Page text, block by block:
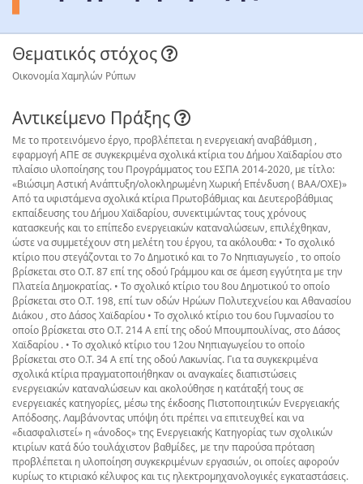
Θεματικός στόχος
Οικονομία Χαμηλών Ρύπων
Αντικείμενο Πράξης
Με το προτεινόμενο έργο, προβλέπεται η ενεργειακή αναβάθμιση ,
εφαρμογή ΑΠΕ σε συγκεκριμένα σχολικά κτίρια του Δήμου Χαϊδαρίου στο
πλαίσιο υλοποίησης του Προγράμματος του ΕΣΠΑ 2014-2020, με τίτλο:
«Βιώσιμη Αστική Ανάπτυξη/ολοκληρωμένη Χωρική Επένδυση ( ΒΑΑ/ΟΧΕ)»
Από τα υφιστάμενα σχολικά κτίρια Πρωτοβάθμιας και Δευτεροβάθμιας
εκπαίδευσης του Δήμου Χαϊδαρίου, συνεκτιμώντας τους χρόνους
κατασκευής και το επίπεδο ενεργειακών καταναλώσεων, επιλέχθηκαν,
ώστε να συμμετέχουν στη μελέτη του έργου, τα ακόλουθα: • Το σχολικό
κτίριο που στεγάζονται το 7ο Δημοτικό και το 7ο Νηπιαγωγείο , το οποίο
βρίσκεται στο Ο.Τ. 87 επί της οδού Γράμμου και σε άμεση εγγύτητα με την
Πλατεία Δημοκρατίας. • Το σχολικό κτίριο του 8ου Δημοτικού το οποίο
βρίσκεται στο Ο.Τ. 198, επί των οδών Ηρώων Πολυτεχνείου και Αθανασίου
Διάκου , στο Δάσος Χαϊδαρίου • Το σχολικό κτίριο του 6ου Γυμνασίου το
οποίο βρίσκεται στο Ο.Τ. 214 Α επί της οδού Μπουμπουλίνας, στο Δάσος
Χαϊδαρίου . • Το σχολικό κτίριο του 12ου Νηπιαγωγείου το οποίο
βρίσκεται στο Ο.Τ. 34 Α επί της οδού Λακωνίας. Για τα συγκεκριμένα
σχολικά κτίρια πραγματοποιήθηκαν οι αναγκαίες διαπιστώσεις
ενεργειακών καταναλώσεων και ακολούθησε η κατάταξή τους σε
ενεργειακές κατηγορίες, μέσω της έκδοσης Πιστοποιητικών Ενεργειακής
Απόδοσης. Λαμβάνοντας υπόψη ότι πρέπει να επιτευχθεί και να
«διασφαλιστεί» η «άνοδος» της Ενεργειακής Κατηγορίας των σχολικών
κτιρίων κατά δύο τουλάχιστον βαθμίδες, με την παρούσα πρόταση
προβλέπεται η υλοποίηση συγκεκριμένων εργασιών, οι οποίες αφορούν
κυρίως το κτιριακό κέλυφος και τις ηλεκτρομηχανολογικές εγκαταστάσεις.